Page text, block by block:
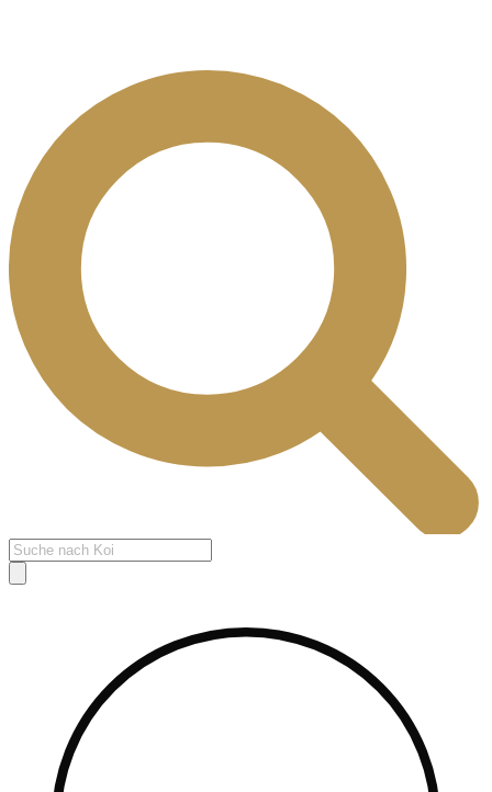
Products
search